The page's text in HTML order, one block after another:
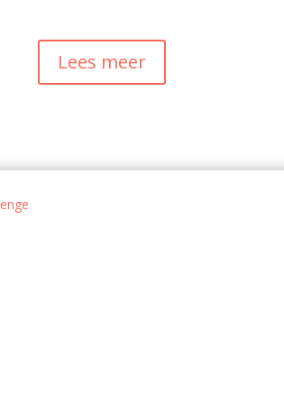
Lees meer